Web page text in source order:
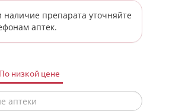
препарата уточняйте
аптек.
По низкой цене